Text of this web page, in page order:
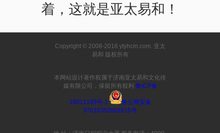
着，这就是亚太易和！
Copyright © 2008-2016 ytyhcm.com. 亚太
易和 版权所有
本网站设计著作权属于济南亚太易和文化传
媒有限公司，保留所有权利 鲁ICP备
18011189号-1
鲁公网安备
37010302001615号